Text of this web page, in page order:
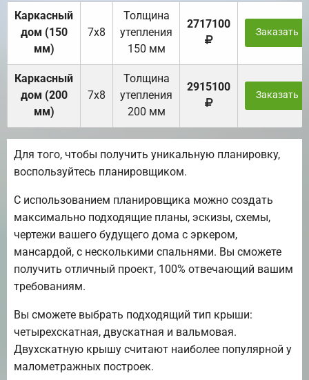
Каркасный
дом (150
мм)
7х8
Толщина
утепления
150 мм
2717100
Заказать
Каркасный
дом (200
мм)
7х8
Толщина
утепления
200 мм
2915100
Заказать
Для того, чтобы получить уникальную планировку,
воспользуйтесь планировщиком.
С использованием планировщика можно создать
максимально подходящие планы, эскизы, схемы,
чертежи вашего будущего дома с эркером,
мансардой, с несколькими спальнями. Вы сможете
получить отличный проект, 100% отвечающий вашим
требованиям.
Вы сможете выбрать подходящий тип крыши:
четырехскатная, двускатная и вальмовая.
Двухскатную крышу считают наиболее популярной у
малометражных построек.